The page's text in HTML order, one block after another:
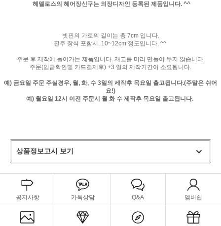
헤멜로스의 헤어장신구는 의장디자인 등록된 제품입니다. ^^
빗핀의 가로의 길이는 총 7cm 입니다.
진주 장식 포함시, 10~12cm 정도입니다. ^^
주문 후 제작에 들어가는 제품입니다. 재고를 미리 만들어 두지 않습니다.
주문(입금확인및 카드결제후) +3 일의 제작기간이 소요됩니다.
예) 금요일 주문 주실경우, 월, 화, 수 3일의 제작후 목요일 출고됩니다.(주말은 쉬어
요!)
예) 월요일 12시 이전 주문시 월 화 수 제작후 목요일 출고됩니다.
상품정보고시 보기
공지사항 카톡상담 Q&A 멤버쉽